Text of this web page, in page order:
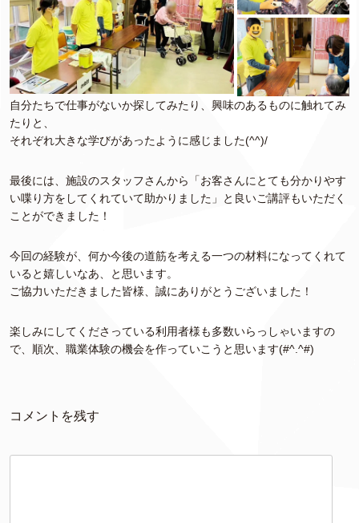
自分たちで仕事がないか探してみたり、興味のあるものに触れてみ
たりと、
それぞれ大きな学びがあったように感じました(^^)/
最後には、施設のスタッフさんから「お客さんにとても分かりやす
い喋り方をしてくれていて助かりました」と良いご講評もいただく
ことができました！
今回の経験が、何か今後の道筋を考える一つの材料になってくれて
いると嬉しいなあ、と思います。
ご協力いただきました皆様、誠にありがとうございました！
楽しみにしてくださっている利用者様も多数いらっしゃいますの
で、順次、職業体験の機会を作っていこうと思います(#^.^#)
コメントを残す